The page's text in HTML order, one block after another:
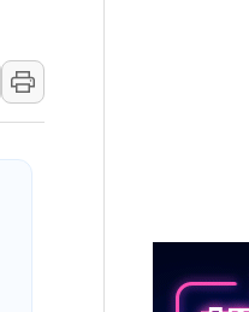
, '정부 특사'로 콜롬비아 대통령
' 울진 시간당 30mm 강한 비...호
학연극제 2026'서 어린이 과학연
말 당정 조율 완료…초고가·비